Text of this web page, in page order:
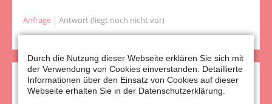
Anfrage | Antwort (liegt noch nicht vor)
Kleine Anfrage 8508
Durch die Nutzung dieser Webseite erklären Sie sich mit
der Verwendung von Cookies einverstanden. Detaillierte
Informationen über den Einsatz von Cookies auf dieser
Webseite erhalten Sie in der Datenschutzerklärung.